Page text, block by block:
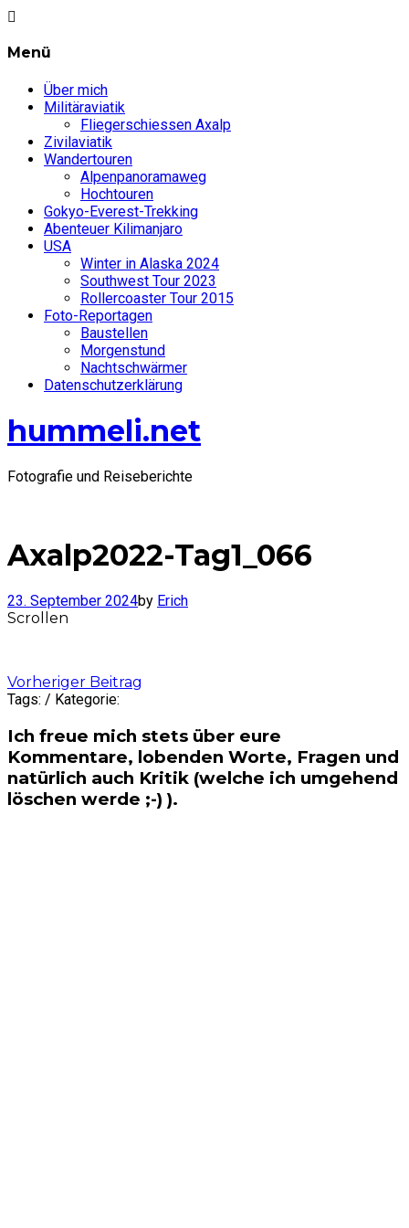
Menü
Über mich
Militäraviatik
Fliegerschiessen Axalp
Zivilaviatik
Wandertouren
Alpenpanoramaweg
Hochtouren
Gokyo-Everest-Trekking
Abenteuer Kilimanjaro
USA
Winter in Alaska 2024
Southwest Tour 2023
Rollercoaster Tour 2015
Foto-Reportagen
Baustellen
Morgenstund
Nachtschwärmer
Datenschutzerklärung
hummeli.net
Fotografie und Reiseberichte
Axalp2022-Tag1_066
23. September 2024by Erich
Scrollen
Post
navigation
Vorheriger Beitrag
Tags: / Kategorie:
Ich freue mich stets über eure
Kommentare, lobenden Worte, Fragen und
natürlich auch Kritik (welche ich umgehend
löschen werde ;-) ).